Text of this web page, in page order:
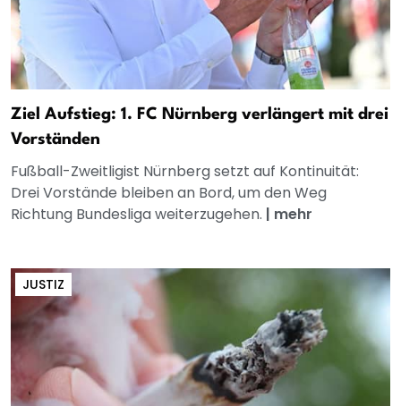
Ziel Aufstieg: 1. FC Nürnberg verlängert mit drei
Vorständen
Fußball-Zweitligist Nürnberg setzt auf Kontinuität:
Drei Vorstände bleiben an Bord, um den Weg
Richtung Bundesliga weiterzugehen. | mehr
JUSTIZ